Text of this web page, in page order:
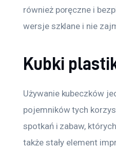
również poręczne i
wersje szklane i nie
Kubki
Używanie kubeczków
pojemników tych
spotkań i zabaw,
także stały element